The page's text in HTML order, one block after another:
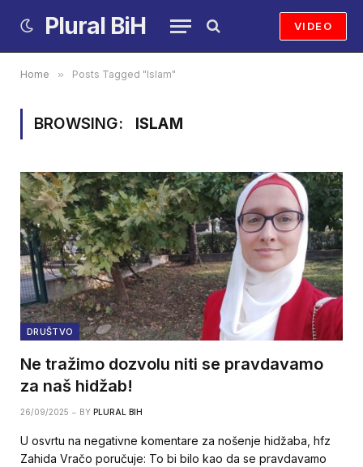
Plural BiH VIDEO
Home » Posts Tagged "Islam"
BROWSING: ISLAM
DRUŠTVO
Ne tražimo dozvolu niti se pravdavamo
za naš hidžab!
26/09/2025 BY PLURAL BIH
U osvrtu na negativne komentare za nošenje hidžaba, hfz
Zahida Vračo poručuje: To bi bilo kao da se pravdavamo